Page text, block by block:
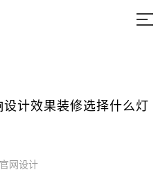
计效果装修选择什么灯
网设计